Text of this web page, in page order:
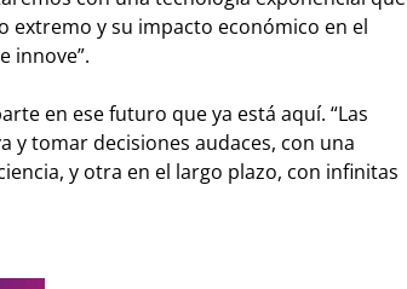
extremo y su impacto económico en el
innove”.
en ese futuro que ya está aquí. “Las
y tomar decisiones audaces, con una
y otra en el largo plazo, con infinitas